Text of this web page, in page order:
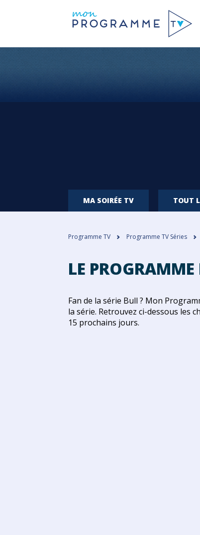
MA SOIRÉE TV TOUT
Programme TV Programme TV Séries
LE PROGRAMME
Fan de la série Bull ? Mon
la série. Retrouvez ci-dessous les
15 prochains jours.